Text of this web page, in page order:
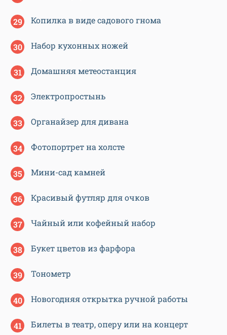
Копилка в виде садового гнома
Набор кухонных ножей
Домашняя метеостанция
Электропростынь
Органайзер для дивана
Фотопортрет на холсте
Мини-сад камней
Красивый футляр для очков
Чайный или кофейный набор
Букет цветов из фарфора
Тонометр
Новогодняя открытка ручной работы
Билеты в театр, оперу или на концерт